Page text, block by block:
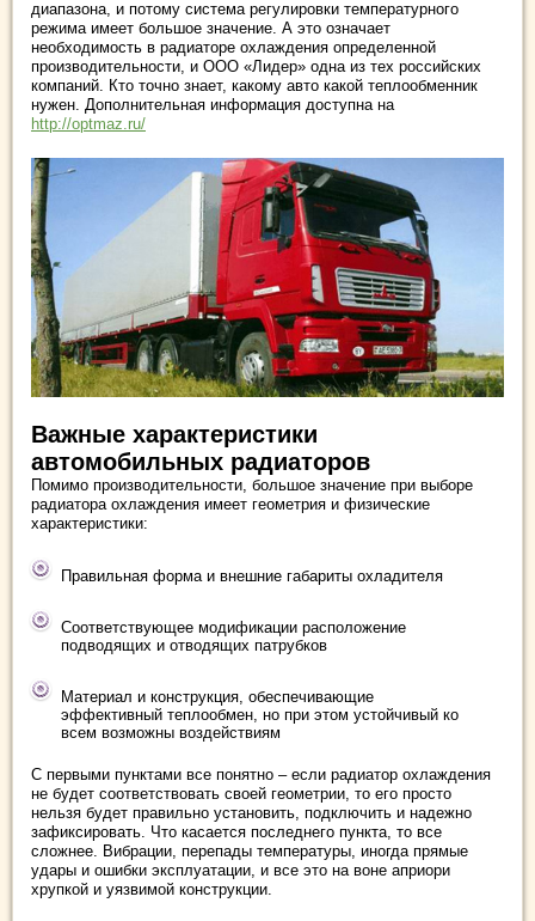
диапазона, и потому система регулировки температурного
режима имеет большое значение. А это означает
необходимость в радиаторе охлаждения определенной
производительности, и ООО «Лидер» одна из тех российских
компаний. Кто точно знает, какому авто какой теплообменник
нужен. Дополнительная информация доступна на
http://optmaz.ru/
Важные характеристики
автомобильных радиаторов
Помимо производительности, большое значение при выборе
радиатора охлаждения имеет геометрия и физические
характеристики:
Правильная форма и внешние габариты охладителя
Соответствующее модификации расположение
подводящих и отводящих патрубков
Материал и конструкция, обеспечивающие
эффективный теплообмен, но при этом устойчивый ко
всем возможны воздействиям
С первыми пунктами все понятно – если радиатор охлаждения
не будет соответствовать своей геометрии, то его просто
нельзя будет правильно установить, подключить и надежно
зафиксировать. Что касается последнего пункта, то все
сложнее. Вибрации, перепады температуры, иногда прямые
удары и ошибки эксплуатации, и все это на воне априори
хрупкой и уязвимой конструкции.